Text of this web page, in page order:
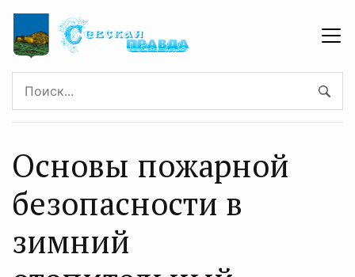
Основы пожарной
безопасности в
зимний